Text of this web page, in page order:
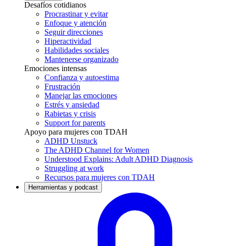
Desafíos cotidianos
Procrastinar y evitar
Enfoque y atención
Seguir direcciones
Hiperactividad
Habilidades sociales
Mantenerse organizado
Emociones intensas
Confianza y autoestima
Frustración
Manejar las emociones
Estrés y ansiedad
Rabietas y crisis
Support for parents
Apoyo para mujeres con TDAH
ADHD Unstuck
The ADHD Channel for Women
Understood Explains: Adult ADHD Diagnosis
Struggling at work
Recursos para mujeres con TDAH
Herramientas y podcast